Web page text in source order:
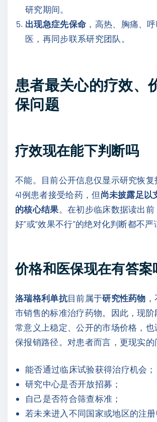
研究期间。
出现急症先保命 ，高热、胸痛、
医，再同步联系研究团队。
患者最关心的疗效、
保问题
疗效现在能下判断吗
不能。目前公开信息仅显示研究恢
41例患者接受给药，但 尚未披露足以
的核心结果。在初步临床数据读出前
好”或“效果不行”的绝对化判断都不严
价格和医保现在有答案
洛瑞格利单抗目前属于研究性药物
市销售的标准治疗药物。因此，现阶
常意义上稳定、公开的市场价格，也
保报销路径。对患者而言，更现实的
能否通过临床试验获得治疗机会；
研究中心是否开放招募；
自己是否符合筛查标准；
若未来进入不同国家或地区的注